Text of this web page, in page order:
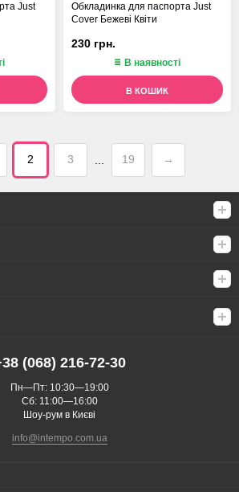
Just
Обкладинка для паспорта Just
Cover Бежеві Квіти
230 грн.
В наявності
В КОШИК
2 3 19 →
(068) 216-72-30
Пн—Пт: 10:30—19:00
Сб: 11:00—16:00
Шоу-рум в Києві
info@intempo.com.ua